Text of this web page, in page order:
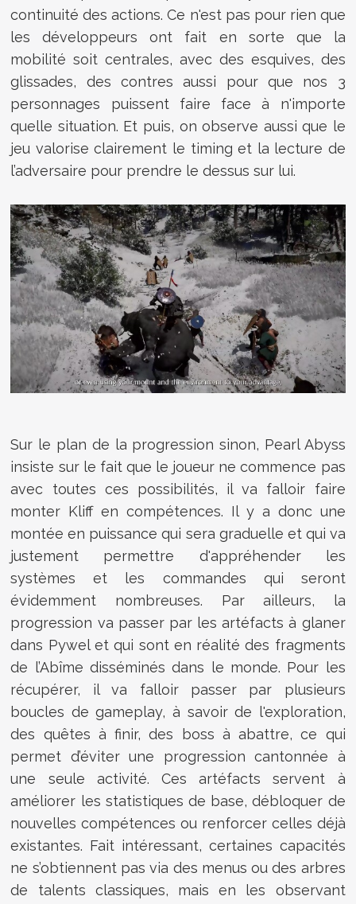
continuité des actions. Ce n'est pas pour rien que
les développeurs ont fait en sorte que la
mobilité soit centrales, avec des esquives, des
glissades, des contres aussi pour que nos 3
personnages puissent faire face à n'importe
quelle situation. Et puis, on observe aussi que le
jeu valorise clairement le timing et la lecture de
l’adversaire pour prendre le dessus sur lui.
Sur le plan de la progression sinon, Pearl Abyss
insiste sur le fait que le joueur ne commence pas
avec toutes ces possibilités, il va falloir faire
monter Kliff en compétences. Il y a donc une
montée en puissance qui sera graduelle et qui va
justement permettre d'appréhender les
systèmes et les commandes qui seront
évidemment nombreuses. Par ailleurs, la
progression va passer par les artéfacts à glaner
dans Pywel et qui sont en réalité des fragments
de l’Abîme disséminés dans le monde. Pour les
récupérer, il va falloir passer par plusieurs
boucles de gameplay, à savoir de l'exploration,
des quêtes à finir, des boss à abattre, ce qui
permet d’éviter une progression cantonnée à
une seule activité. Ces artéfacts servent à
améliorer les statistiques de base, débloquer de
nouvelles compétences ou renforcer celles déjà
existantes. Fait intéressant, certaines capacités
ne s’obtiennent pas via des menus ou des arbres
de talents classiques, mais en les observant